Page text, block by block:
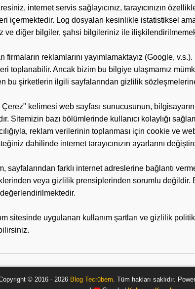
internet servis sağlayıcınız, tarayıcınızın
içermektedir. Log dosyaları kesinlikle istatistiksel
ve diğer bilgiler, şahsi bilgileriniz ile
firmaların reklamlarını yayımlamaktayız (Google,
toplanabilir. Ancak bizim bu bilgiye ulaşmamız
bu şirketlerin ilgili sayfalarından gizlilik
kelimesi web sayfası sunucusunun,
Sitemizin bazı bölümlerinde kullanıcı kolaylığı
reklam verilerinin toplanması için cookie ve
dahilinde internet tarayıcınızın ayarlarını
sayfalarından farklı internet adreslerine bağlantı
veya gizlilik prensiplerinden sorumlu
sitesinde uygulanan kullanım şartları ve gizlilik
© 2016 - 2026 Blog Tecrübem. Tüm hakları saklıdır.